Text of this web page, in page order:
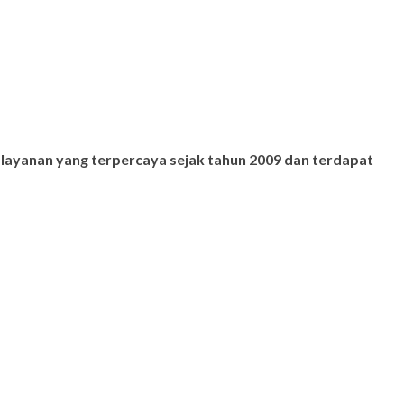
yang terpercaya sejak tahun 2009 dan terdapat